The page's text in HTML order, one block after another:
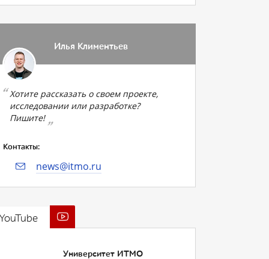
Илья Климентьев
Хотите рассказать о своем проекте,
исследовании или разработке?
Пишите!
Контакты:
news@itmo.ru
Университет ИТМО